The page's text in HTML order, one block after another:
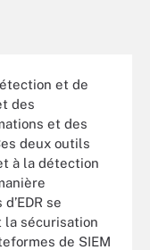
et de
des
et des
deux outils
à la détection
se
sécurisation
de SIEM